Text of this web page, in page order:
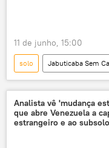
11 de junho, 15:00
solo Jabuticaba Sem
podcast
Brasil
óleo
poluição
contaminação
Analista vê 'mudança
que abre Venezuela a
estrangeiro e ao subsolo